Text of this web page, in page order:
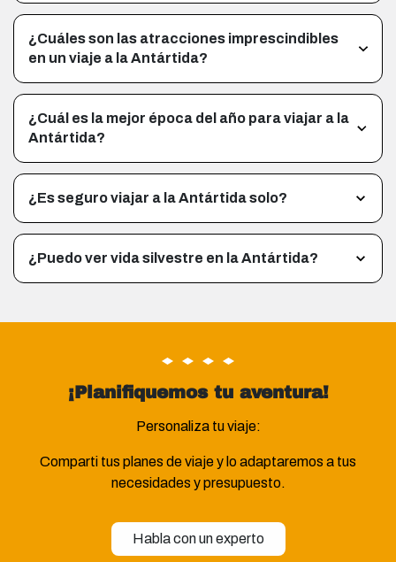
¿Cuáles son las atracciones imprescindibles
en un viaje a la Antártida?
¿Cuál es la mejor época del año para viajar a la
Antártida?
¿Es seguro viajar a la Antártida solo?
¿Puedo ver vida silvestre en la Antártida?
¡Planifiquemos tu aventura!
Personaliza tu viaje:
Comparti tus planes de viaje y lo adaptaremos a tus
necesidades y presupuesto.
Habla con un experto